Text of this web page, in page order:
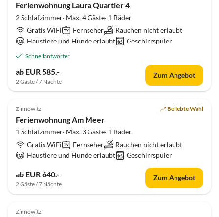
Ferienwohnung Laura Quartier 4
2 Schlafzimmer· Max. 4 Gäste· 1 Bäder
Gratis WiFi
Fernseher
Rauchen nicht erlaubt
Haustiere und Hunde erlaubt
Geschirrspüler
Schnellantworter
ab EUR 585.-
2 Gäste / 7 Nächte
Zum Angebot
4.8 (1)
Zinnowitz Beliebte Wahl
Ferienwohnung Am Meer
1 Schlafzimmer· Max. 3 Gäste· 1 Bäder
Gratis WiFi
Fernseher
Rauchen nicht erlaubt
Haustiere und Hunde erlaubt
Geschirrspüler
ab EUR 640.-
2 Gäste / 7 Nächte
Zum Angebot
Zinnowitz